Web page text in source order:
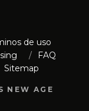
de uso
FAQ
Sitemap
NEW AGE